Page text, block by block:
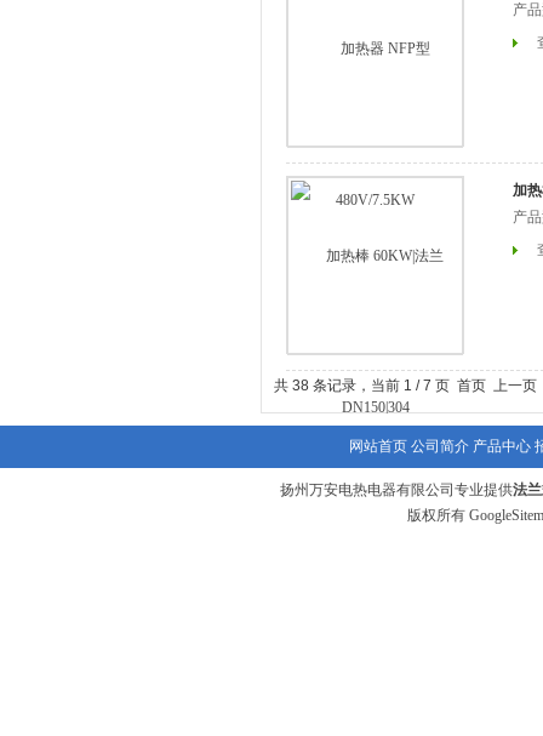
产
加
产
共 38 条记录，当前 1 / 7 页 首页 上一页
网站首页 公司简介 产品中心
扬州万安电热电器有限公司专业提供法
版权所有